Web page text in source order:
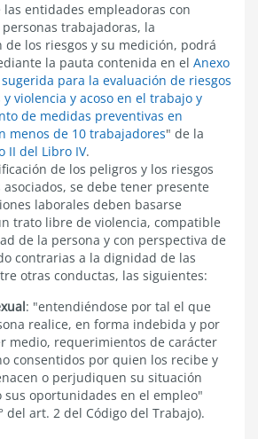
las entidades empleadoras con
trabajadoras, la
de los riesgos y su medición, podrá
la pauta contenida en el Anexo
sugerida para la evaluación de riesgos
y violencia y acoso en el trabajo y
de medidas preventivas en
menos de 10 trabajadores" de la
II del Libro IV.
de los peligros y los riesgos
asociados, se debe tener presente
laborales deben basarse
trato libre de violencia, compatible
de la persona y con perspectiva de
contrarias a la dignidad de las
otras conductas, las siguientes:
: "entendiéndose por tal el que
realice, en forma indebida y por
medio, requerimientos de carácter
consentidos por quien los recibe y
o perjudiquen su situación
sus oportunidades en el empleo"
del art. 2 del Código del Trabajo).